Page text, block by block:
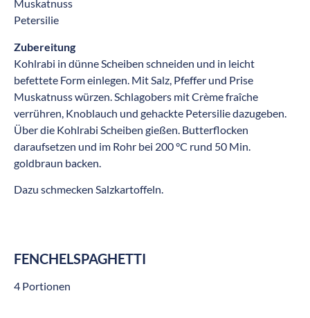
Muskatnuss
Petersilie
Zubereitung
Kohlrabi in dünne Scheiben schneiden und in leicht
befettete Form einlegen. Mit Salz, Pfeffer und Prise
Muskatnuss würzen. Schlagobers mit Crème fraîche
verrühren, Knoblauch und gehackte Petersilie dazugeben.
Über die Kohlrabi Scheiben gießen. Butterflocken
daraufsetzen und im Rohr bei 200 °C rund 50 Min.
goldbraun backen.
Dazu schmecken Salzkartoffeln.
FENCHELSPAGHETTI
4 Portionen